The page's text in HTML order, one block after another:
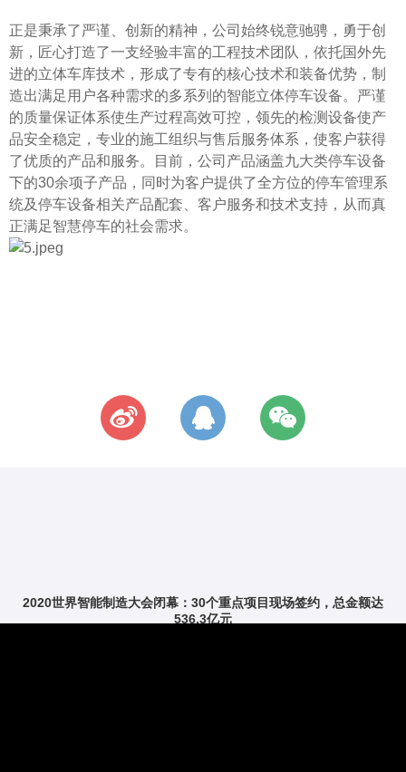
正是秉承了严谨、创新的精神，公司始终锐意驰骋，勇于创
新，匠心打造了一支经验丰富的工程技术团队，依托国外先
进的立体车库技术，形成了专有的核心技术和装备优势，制
造出满足用户各种需求的多系列的智能立体停车设备。严谨
的质量保证体系使生产过程高效可控，领先的检测设备使产
品安全稳定，专业的施工组织与售后服务体系，使客户获得
了优质的产品和服务。目前，公司产品涵盖九大类停车设备
下的30余项子产品，同时为客户提供了全方位的停车管理系
统及停车设备相关产品配套、客户服务和技术支持，从而真
正满足智慧停车的社会需求。
2020世界智能制造大会闭幕：30个重点项目现场签约，总金额达
536.3亿元